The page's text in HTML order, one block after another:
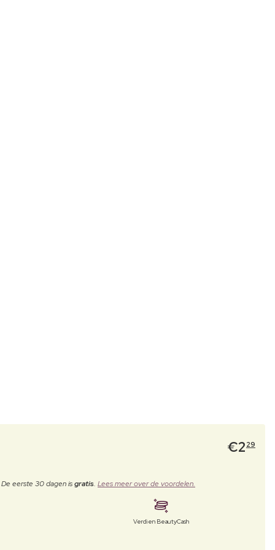
€2 29
De eerste 30 dagen isgratis. Lees meer over de voordelen.
Verdien BeautyCash